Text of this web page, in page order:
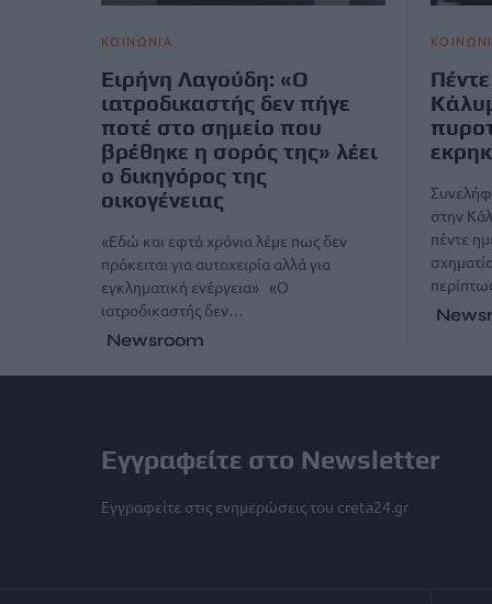
ΚΟΙΝΩΝΙΑ
Ειρήνη Λαγούδη: «Ο
ιατροδικαστής δεν πήγε
ποτέ στο σημείο που
βρέθηκε η σορός της» λέει
ο δικηγόρος της
οικογένειας
«Εδώ και εφτά χρόνια λέμε πως δεν
πρόκειται για αυτοχειρία αλλά για
εγκληματική ενέργεια» «Ο
ιατροδικαστής δεν…
Newsroom
στην
πέντε
Εγγραφείτε στο Newsletter
Εγγραφείτε στις ενημερώσεις του creta24.gr